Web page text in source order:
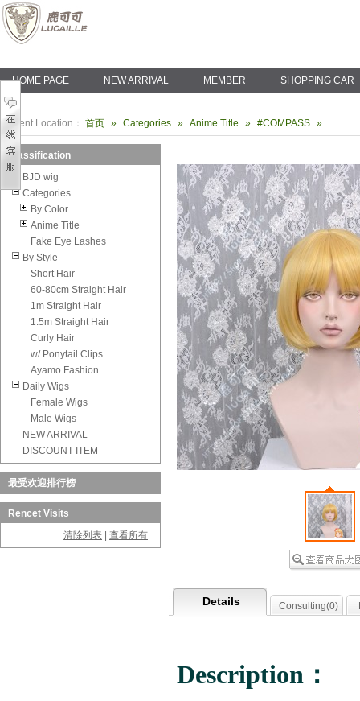
HOME PAGE NEW ARRIVAL MEMBER SHOPPING CAR
Current Location： 首页 » Categories » Anime Title » #COMPASS »
Classification
BJD wig
Categories
By Color
Anime Title
Fake Eye Lashes
By Style
Short Hair
60-80cm Straight Hair
1m Straight Hair
1.5m Straight Hair
Curly Hair
w/ Ponytail Clips
Ayamo Fashion
Daily Wigs
Female Wigs
Male Wigs
NEW ARRIVAL
DISCOUNT ITEM
最受欢迎排行榜
Rencet Visits
清除列表
查看所有
Details Consulting(0)
Description：